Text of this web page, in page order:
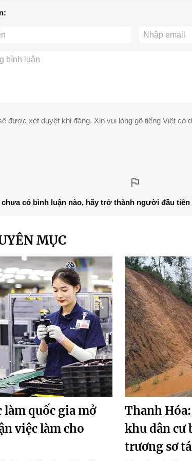
được xét duyệt khi đăng. Xin vui lòng gõ tiếng Việt có
chưa có bình luận nào, hãy trở thành người đầu
MỤC
làm quốc gia mở
việc làm cho
Thanh
khu dân cư
trương sơ